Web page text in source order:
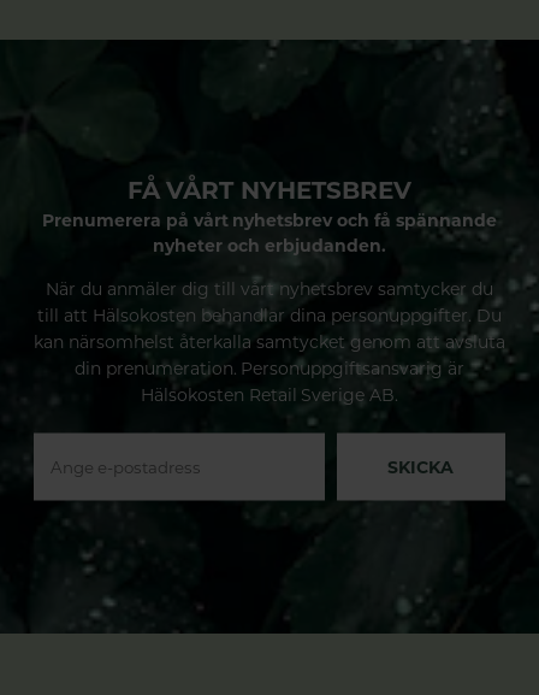
FÅ VÅRT NYHETSBREV
Prenumerera på vårt nyhetsbrev och få spännande
nyheter och erbjudanden.
När du anmäler dig till vårt nyhetsbrev samtycker du
till att Hälsokosten behandlar dina personuppgifter. Du
kan närsomhelst återkalla samtycket genom att avsluta
din prenumeration. Personuppgiftsansvarig är
Hälsokosten Retail Sverige AB.
SKICKA